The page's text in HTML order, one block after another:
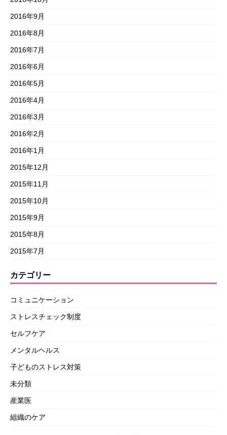
2016年9月
2016年8月
2016年7月
2016年6月
2016年5月
2016年4月
2016年3月
2016年2月
2016年1月
2015年12月
2015年11月
2015年10月
2015年9月
2015年8月
2015年7月
カテゴリー
コミュニケーション
ストレスチェック制度
セルフケア
メンタルヘルス
子どものストレス対策
未分類
産業医
組織のケア